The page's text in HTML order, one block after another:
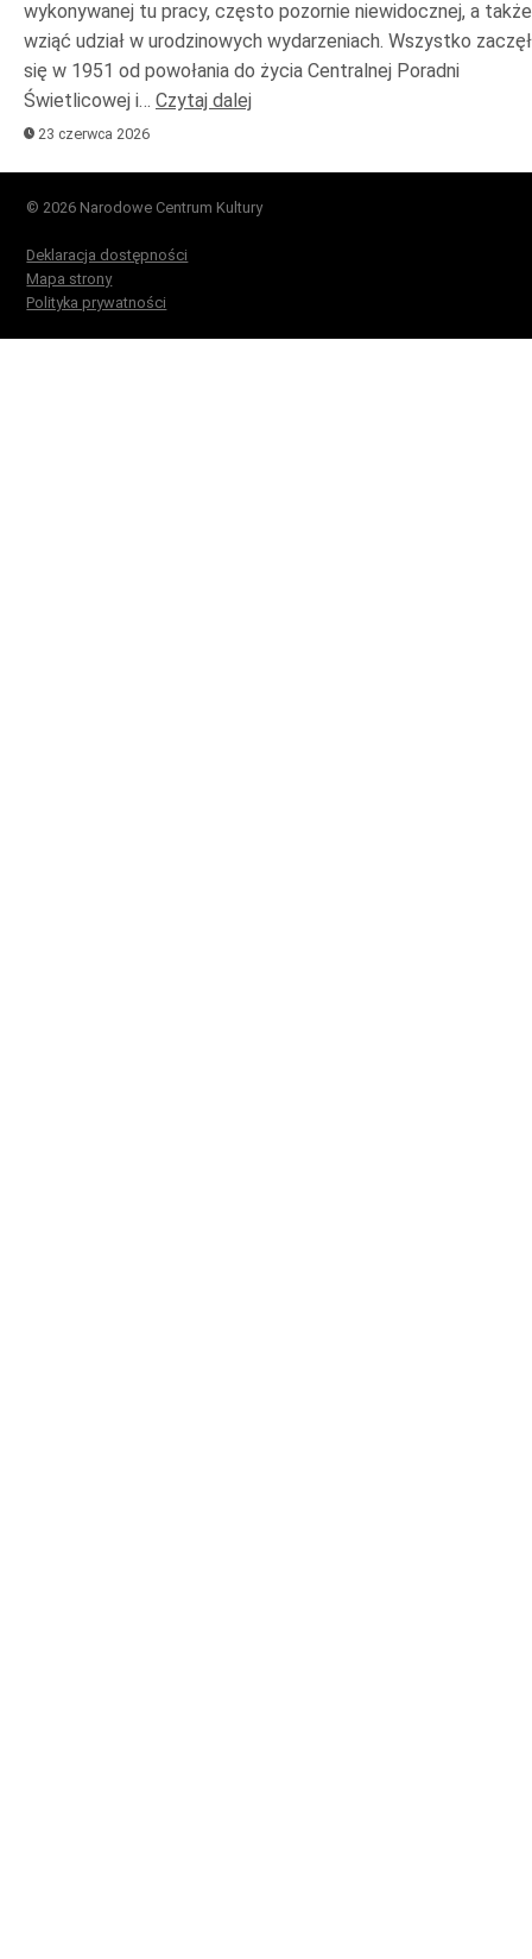
wykonywanej tu pracy, często pozornie niewidocznej, a także
wziąć udział w urodzinowych wydarzeniach. Wszystko
się w 1951 od powołania do życia Centralnej Poradni
Świetlicowej i… Czytaj dalej
23 czerwca 2026
© 2026 Narodowe Centrum Kultury
Deklaracja dostępności
Mapa strony
Polityka prywatności